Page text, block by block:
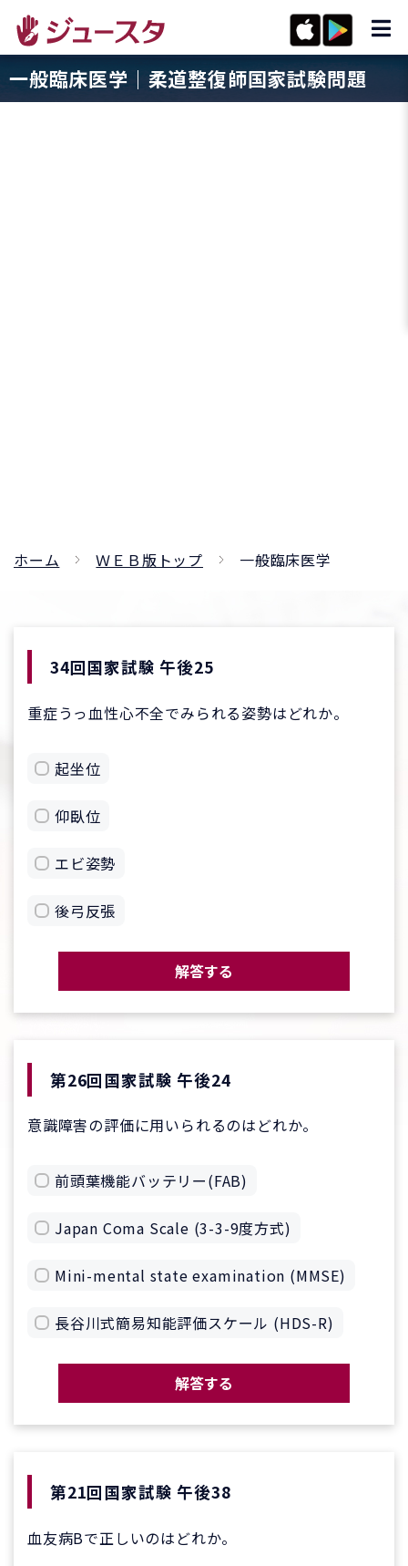
一般臨床医学｜柔道整復師国家試験問題
ホーム ＷＥＢ版トップ 一般臨床医学
34回国家試験 午後25
重症うっ血性心不全でみられる姿勢はどれか。
起坐位
仰臥位
エビ姿勢
後弓反張
解答する
第26回国家試験 午後24
意識障害の評価に用いられるのはどれか。
前頭葉機能バッテリー(FAB)
Japan Coma Scale (3-3-9度方式)
Mini-mental state examination (MMSE)
長谷川式簡易知能評価スケール (HDS-R)
解答する
第21回国家試験 午後38
血友病Bで正しいのはどれか。